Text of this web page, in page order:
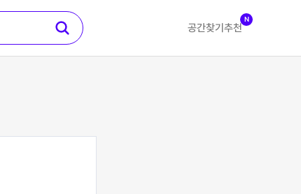
공간찾기 추천
N